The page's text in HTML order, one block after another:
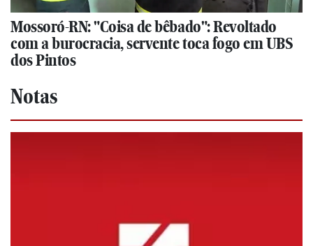
Mossoró-RN: "Coisa de bêbado": Revoltado
com a burocracia, servente toca fogo em UBS
dos Pintos
Notas